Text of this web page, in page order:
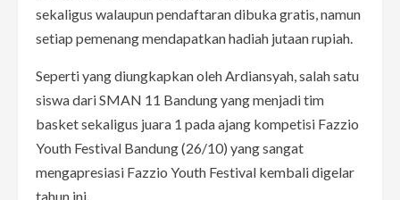
sekaligus walaupun pendaftaran dibuka gratis, namun
setiap pemenang mendapatkan hadiah jutaan rupiah.
Seperti yang diungkapkan oleh Ardiansyah, salah satu
siswa dari SMAN 11 Bandung yang menjadi tim
basket sekaligus juara 1 pada ajang kompetisi Fazzio
Youth Festival Bandung (26/10) yang sangat
mengapresiasi Fazzio Youth Festival kembali digelar
tahun ini.